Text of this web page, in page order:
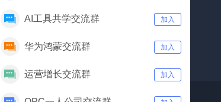
AI工具共学交流群 加入
华为鸿蒙交流群 加入
运营增长交流群 加入